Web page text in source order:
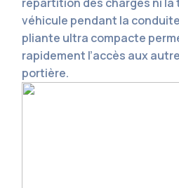
véhicule pendant la
pliante ultra compacte
rapidement l’accès aux
portière.